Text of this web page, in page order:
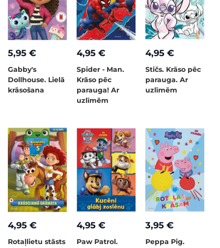
5,95 €
Gabby's
Dollhouse. Lielā
krāsošana
4,95 €
Spider - Man.
Krāso pēc
parauga! Ar
uzlīmēm
4,95 €
Stičs. Krāso pēc
parauga. Ar
uzlīmēm
4,95 €
Rotaļlietu stāsts
4,95 €
Paw Patrol.
3,95 €
Peppa Pig.